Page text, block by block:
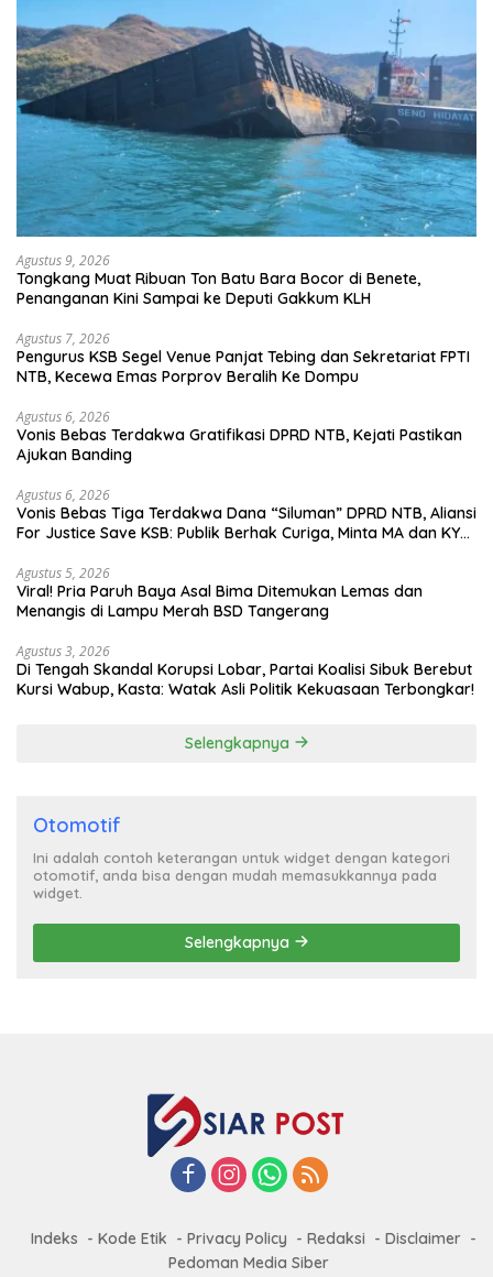
Agustus 9, 2026
Tongkang Muat Ribuan Ton Batu Bara Bocor di Benete,
Penanganan Kini Sampai ke Deputi Gakkum KLH
Agustus 7, 2026
Pengurus KSB Segel Venue Panjat Tebing dan Sekretariat FPTI
NTB, Kecewa Emas Porprov Beralih Ke Dompu
Agustus 6, 2026
Vonis Bebas Terdakwa Gratifikasi DPRD NTB, Kejati Pastikan
Ajukan Banding
Agustus 6, 2026
Vonis Bebas Tiga Terdakwa Dana “Siluman” DPRD NTB, Aliansi
For Justice Save KSB: Publik Berhak Curiga, Minta MA dan KY
Agustus 5, 2026
Viral! Pria Paruh Baya Asal Bima Ditemukan Lemas dan
Menangis di Lampu Merah BSD Tangerang
Agustus 3, 2026
Di Tengah Skandal Korupsi Lobar, Partai Koalisi Sibuk Berebut
Kursi Wabup, Kasta: Watak Asli Politik Kekuasaan Terbongkar!
Selengkapnya
Otomotif
Ini adalah contoh keterangan untuk widget dengan kategori
otomotif, anda bisa dengan mudah memasukkannya pada
widget.
Selengkapnya
Indeks Kode Etik Privacy Policy Redaksi
Disclaimer
Pedoman Media Siber